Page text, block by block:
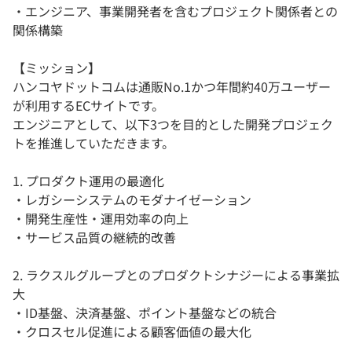
・エンジニア、事業開発者を含むプロジェクト関係者との
関係構築
【ミッション】
ハンコヤドットコムは通販No.1かつ年間約40万ユーザー
が利用するECサイトです。
エンジニアとして、以下3つを目的とした開発プロジェク
トを推進していただきます。
1. プロダクト運用の最適化
・レガシーシステムのモダナイゼーション
・開発生産性・運用効率の向上
・サービス品質の継続的改善
2. ラクスルグループとのプロダクトシナジーによる事業拡
大
・ID基盤、決済基盤、ポイント基盤などの統合
・クロスセル促進による顧客価値の最大化